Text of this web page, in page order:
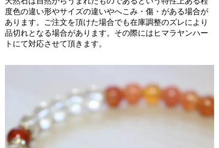
度色の違い形やサイズの違いやへこみ・傷・がある場合が
あります。ご注文を頂けた場合でも在庫調整のズレにより
品切れとなる場合があります。その際にはヒマラヤンハー
トにて対応させて頂きます。